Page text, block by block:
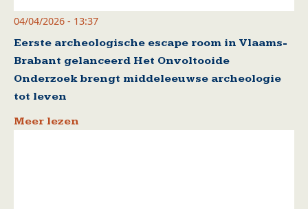
04/04/2026 - 13:37
Eerste archeologische escape room in Vlaams-
Brabant gelanceerd Het Onvoltooide
Onderzoek brengt middeleeuwse archeologie
tot leven
Meer lezen